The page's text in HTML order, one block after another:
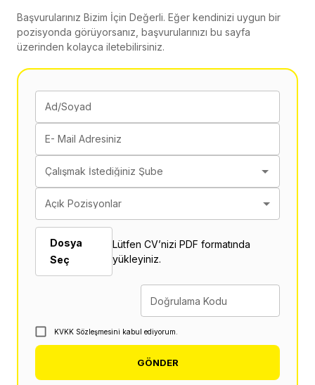
Başvurularınız Bizim İçin Değerli. Eğer kendinizi uygun bir
pozisyonda görüyorsanız, başvurularınızı bu sayfa
üzerinden kolayca iletebilirsiniz.
Ad/Soyad
E- Mail Adresiniz
Çalışmak İstediğiniz Şube
Açık Pozisyonlar
Dosya
Seç
Lütfen CV’nizi PDF formatında
yükleyiniz.
Doğrulama Kodu
KVKK Sözleşmesini kabul ediyorum.
GÖNDER